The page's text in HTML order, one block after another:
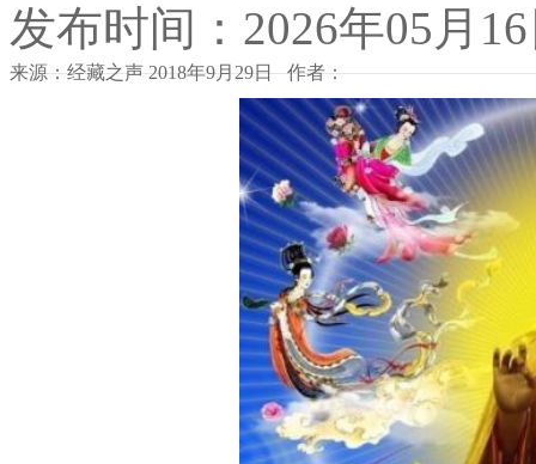
发布时间：2026年05月
来源：经藏之声 2018年9月29日 作者：